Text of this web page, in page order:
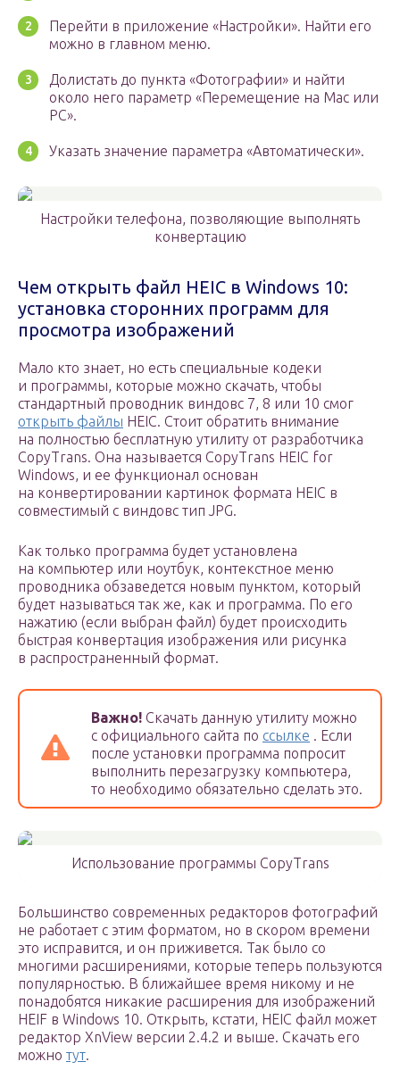
Перейти в приложение «Настройки». Найти его
можно в главном меню.
Долистать до пункта «Фотографии» и найти
около него параметр «Перемещение на Mac или
PC».
Указать значение параметра «Автоматически».
Настройки телефона, позволяющие выполнять
конвертацию
Чем открыть файл HEIC в Windows 10:
установка сторонних программ для
просмотра изображений
Мало кто знает, но есть специальные кодеки
и программы, которые можно скачать, чтобы
стандартный проводник виндовс 7, 8 или 10 смог
открыть файлы HEIC. Стоит обратить внимание
на полностью бесплатную утилиту от разработчика
CopyTrans. Она называется CopyTrans HEIC for
Windows, и ее функционал основан
на конвертировании картинок формата HEIC в
совместимый с виндовс тип JPG.
Как только программа будет установлена
на компьютер или ноутбук, контекстное меню
проводника обзаведется новым пунктом, который
будет называться так же, как и программа. По его
нажатию (если выбран файл) будет происходить
быстрая конвертация изображения или рисунка
в распространенный формат.
Важно! Скачать данную утилиту можно
с официального сайта по ссылке . Если
после установки программа попросит
выполнить перезагрузку компьютера,
то необходимо обязательно сделать это.
Использование программы CopyTrans
Большинство современных редакторов фотографий
не работает с этим форматом, но в скором времени
это исправится, и он приживется. Так было со
многими расширениями, которые теперь пользуются
популярностью. В ближайшее время никому и не
понадобятся никакие расширения для изображений
HEIF в Windows 10. Открыть, кстати, HEIC файл может
редактор XnView версии 2.4.2 и выше. Скачать его
можно тут.